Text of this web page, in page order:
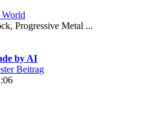
Progressive Metal ...
by AI